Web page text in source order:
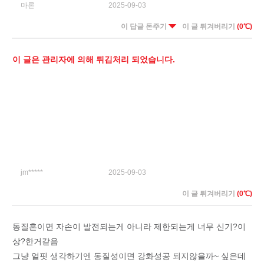
마론 2025-09-03
이 답글 돈주기 이 글 튀겨버리기 (0℃)
이 글은 관리자에 의해 튀김처리 되었습니다.
jm***** 2025-09-03
이 글 튀겨버리기 (0℃)
동질혼이면 자손이 발전되는게 아니라 제한되는게 너무 신기?이
상?한거같음
그냥 얼핏 생각하기엔 동질성이면 강화성공 되지않을까~ 싶은데